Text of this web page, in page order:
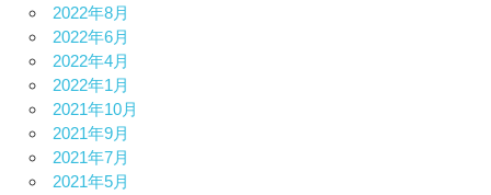
2022年8月
2022年6月
2022年4月
2022年1月
2021年10月
2021年9月
2021年7月
2021年5月